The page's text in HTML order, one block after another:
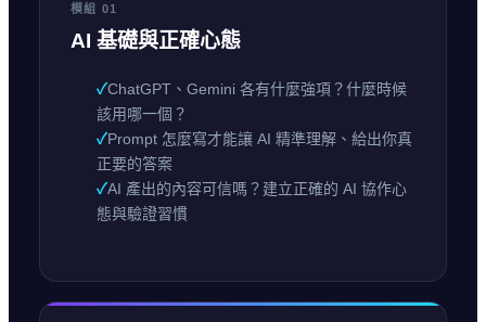
模組 01
AI 基礎與正確心態
✓ChatGPT、Gemini 各有什麼強項？什麼時候
該用哪一個？
✓Prompt 怎麼寫才能讓 AI 精準理解、給出你真
正要的答案
✓AI 產出的內容可信嗎？建立正確的 AI 協作心
態與驗證習慣